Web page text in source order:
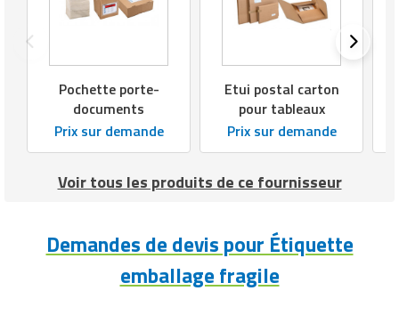
Pochette porte-
documents
Prix sur demande
Etui postal carton
pour tableaux
Prix sur demande
Voir tous les produits de ce fournisseur
Demandes de devis pour Étiquette
emballage fragile